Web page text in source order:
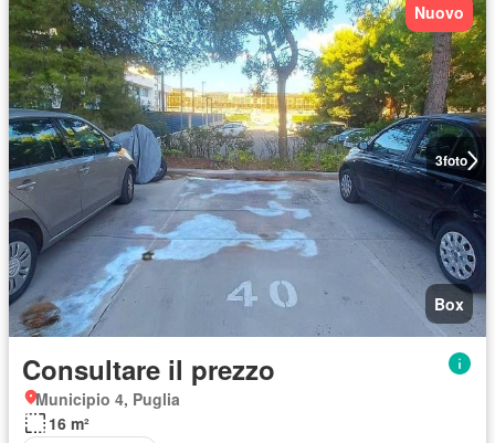
3foto
Nuovo
Box
Consultare il prezzo
Municipio 4, Puglia
16 m²